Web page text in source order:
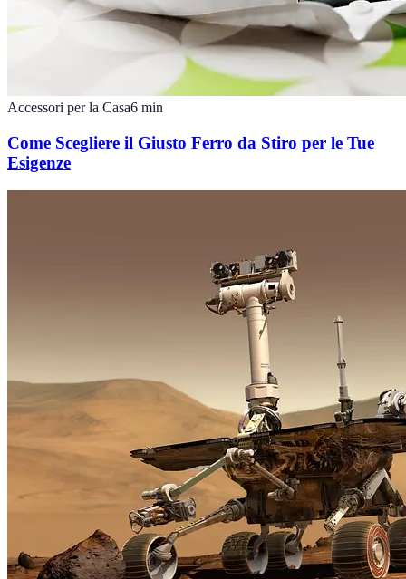
Accessori per la Casa6 min
Come Scegliere il Giusto Ferro da Stiro per le Tue
Esigenze